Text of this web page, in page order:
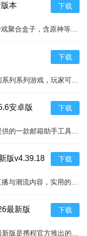
本
机版
下载
下载
安卓版 下载
版v4.39.18
下载
最新版
下载